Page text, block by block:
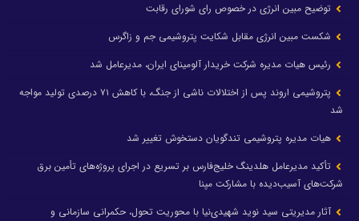
توضیح مبین انرژی در خصوص رای شورای رقابت
شکست مبین انرژی مقابل شکایت پتروشیمی جم و زاگرس
رئیس هیات مدیره شرکت خریدار آلومینای ایران، مدیرعامل شد
پتروشیمی اروند پس از اختلالات ناشی از جنگ، با کاهش ۷۱ درصدی تولید مواجه
شد
هیات مدیره پتروشیمی تندگویان دستخوش تغییر شد
تأکید مدیرعامل هلدینگ خلیج‌فارس بر تسریع در اجرای پروژه‌های تأمین برق
شرکت‌های آسیب‌دیده با مشارکت مپنا
آثار مدیریتی سید نوید شهیدی‌نیا با محوریت تحول، حکمرانی سازمانی و